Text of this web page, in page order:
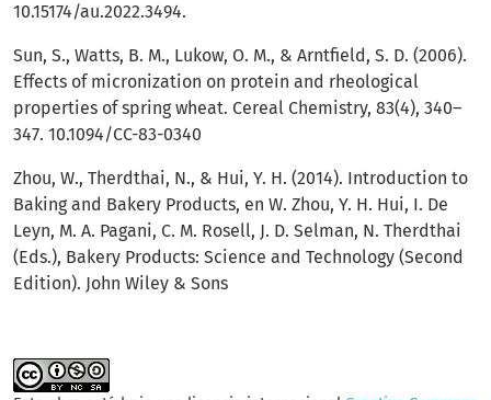
10.15174/au.2022.3494.
Sun, S., Watts, B. M., Lukow, O. M., & Arntfield, S. D. (2006).
Effects of micronization on protein and rheological
properties of spring wheat. Cereal Chemistry, 83(4), 340–
347. 10.1094/CC-83-0340
Zhou, W., Therdthai, N., & Hui, Y. H. (2014). Introduction to
Baking and Bakery Products, en W. Zhou, Y. H. Hui, I. De
Leyn, M. A. Pagani, C. M. Rosell, J. D. Selman, N. Therdthai
(Eds.), Bakery Products: Science and Technology (Second
Edition). John Wiley & Sons